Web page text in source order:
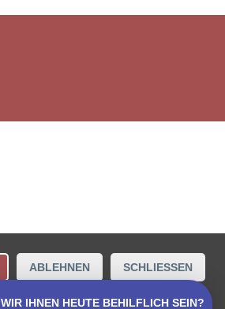
ABLEHNEN SCHLIESSEN
IHNEN HEUTE BEHILFLICH SEIN?